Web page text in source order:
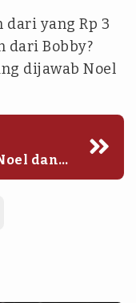
dari yang Rp 3
dari Bobby?
dijawab Noel
dan
uang
unit
biru